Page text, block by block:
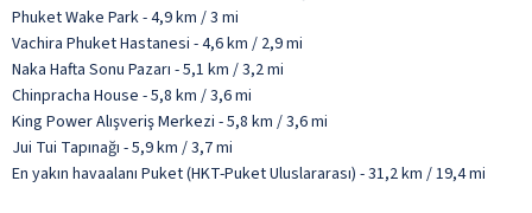
Phuket Wake Park - 4,9 km / 3 mi
Vachira Phuket Hastanesi - 4,6 km / 2,9 mi
Naka Hafta Sonu Pazarı - 5,1 km / 3,2 mi
Chinpracha House - 5,8 km / 3,6 mi
King Power Alışveriş Merkezi - 5,8 km / 3,6 mi
Jui Tui Tapınağı - 5,9 km / 3,7 mi
En yakın havaalanı Puket (HKT-Puket Uluslararası) - 31,2 km / 19,4 mi